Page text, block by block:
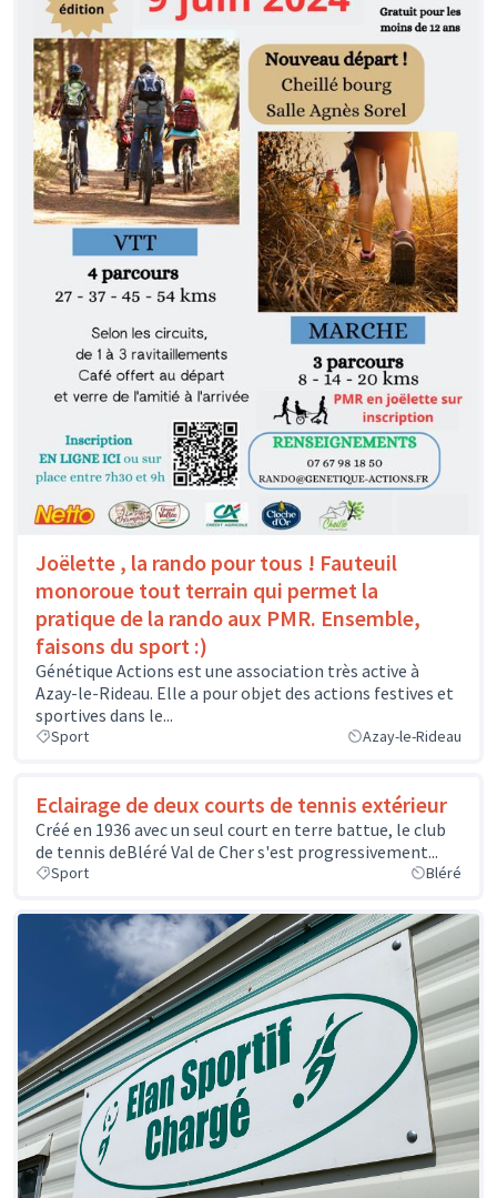
Joëlette , la rando pour tous ! Fauteuil
monoroue tout terrain qui permet la
pratique de la rando aux PMR. Ensemble,
faisons du sport :)
Génétique Actions est une association très active à
Azay-le-Rideau. Elle a pour objet des actions festives et
sportives dans le...
Sport Azay-le-Rideau
Eclairage de deux courts de tennis extérieur
Créé en 1936 avec un seul court en terre battue, le club
de tennis deBléré Val de Cher s'est progressivement...
Sport Bléré